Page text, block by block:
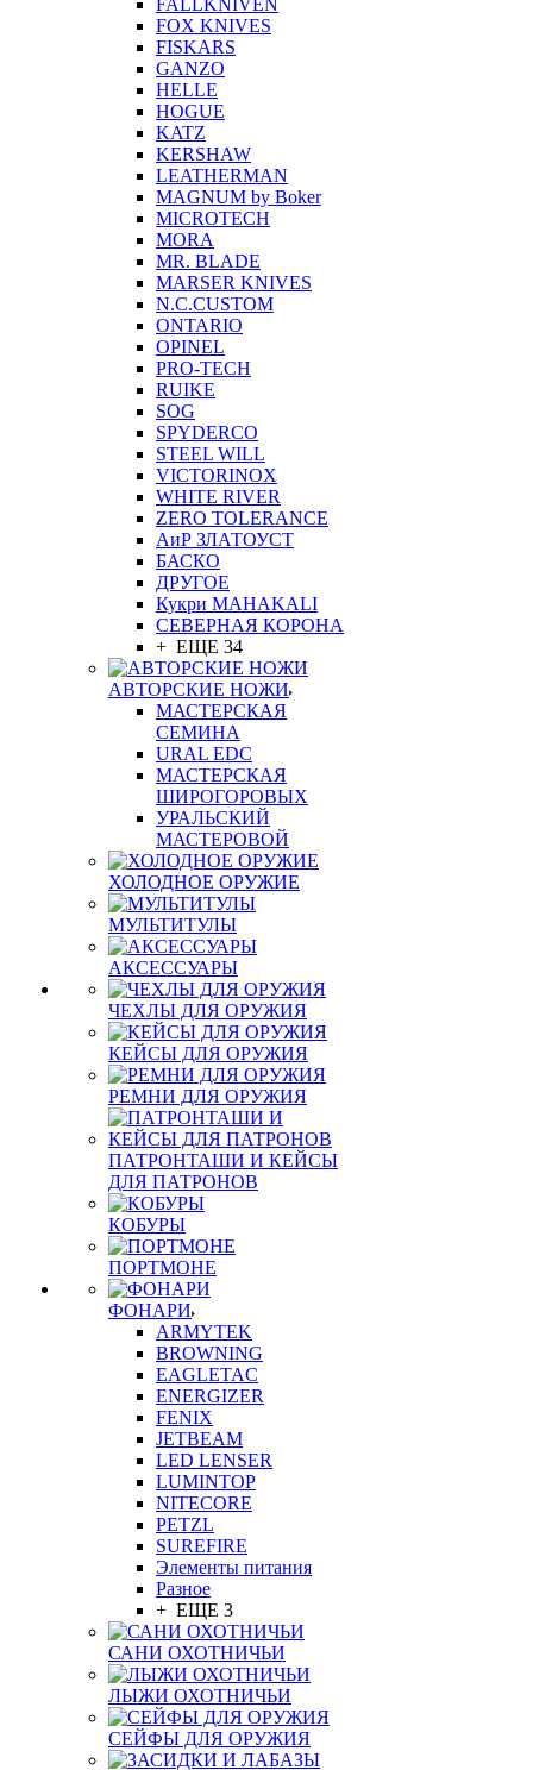
FALLKNIVEN
FOX KNIVES
FISKARS
GANZO
HELLE
HOGUE
KATZ
KERSHAW
LEATHERMAN
MAGNUM by Boker
MICROTECH
MORA
MR. BLADE
MARSER KNIVES
N.C.CUSTOM
ONTARIO
OPINEL
PRO-TECH
RUIKE
SOG
SPYDERCO
STEEL WILL
VICTORINOX
WHITE RIVER
ZERO TOLERANCE
АиР ЗЛАТОУСТ
БАСКО
ДРУГОЕ
Кукри MAHAKALI
СЕВЕРНАЯ КОРОНА
+ ЕЩЕ 34
АВТОРСКИЕ НОЖИ
МАСТЕРСКАЯ
СЕМИНА
URAL EDC
МАСТЕРСКАЯ
ШИРОГОРОВЫХ
УРАЛЬСКИЙ
МАСТЕРОВОЙ
ХОЛОДНОЕ ОРУЖИЕ
МУЛЬТИТУЛЫ
АКСЕССУАРЫ
ЧЕХЛЫ ДЛЯ ОРУЖИЯ
КЕЙСЫ ДЛЯ ОРУЖИЯ
РЕМНИ ДЛЯ ОРУЖИЯ
ПАТРОНТАШИ И КЕЙСЫ
ДЛЯ ПАТРОНОВ
КОБУРЫ
ПОРТМОНЕ
ФОНАРИ
ARMYTEK
BROWNING
EAGLETAC
ENERGIZER
FENIX
JETBEAM
LED LENSER
LUMINTOP
NITECORE
PETZL
SUREFIRE
Элементы питания
Разное
+ ЕЩЕ 3
САНИ ОХОТНИЧЬИ
ЛЫЖИ ОХОТНИЧЬИ
СЕЙФЫ ДЛЯ ОРУЖИЯ